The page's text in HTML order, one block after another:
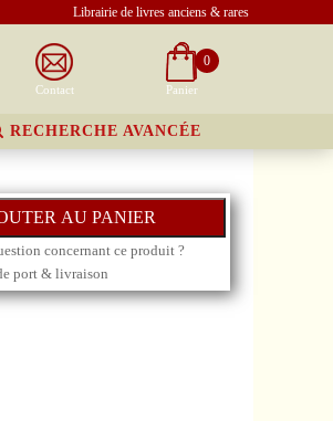
Librairie de livres anciens & rares
Contact
0
Panier
RECHERCHE AVANCÉE
concernant ce produit ?
port & livraison